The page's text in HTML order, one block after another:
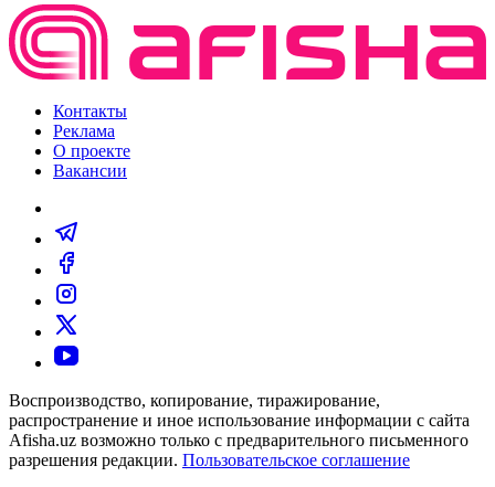
Контакты
Реклама
О проекте
Вакансии
Воспроизводство, копирование, тиражирование,
распространение и иное использование информации с сайта
Afisha.uz возможно только с предварительного письменного
разрешения редакции. Пользовательское соглашение